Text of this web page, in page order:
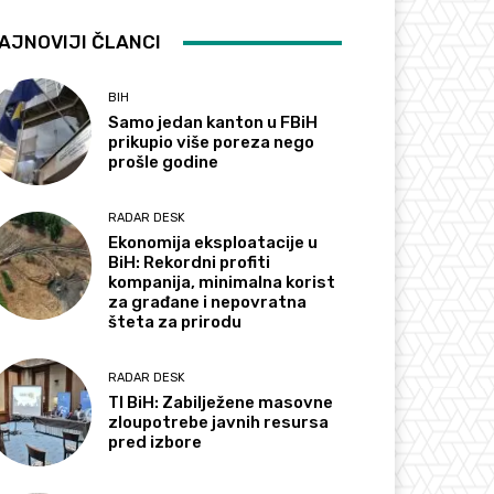
ČLANCI
BIH
Samo jedan kanton u FBiH
prikupio više poreza nego
prošle godine
RADAR DESK
Ekonomija eksploatacije u
BiH: Rekordni profiti
kompanija, minimalna korist
za građane i nepovratna
šteta za prirodu
RADAR DESK
TI BiH: Zabilježene masovne
zloupotrebe javnih resursa
pred izbore